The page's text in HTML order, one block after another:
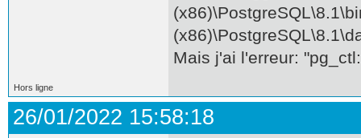
Mais j'ai l'erreur:
Hors ligne
26/01/2022 15:58:18